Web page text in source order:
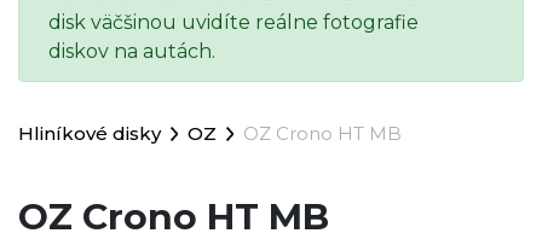
disk väčšinou uvidíte reálne fotografie
diskov na autách.
Hliníkové disky OZ OZ Crono HT MB
OZ Crono HT MB